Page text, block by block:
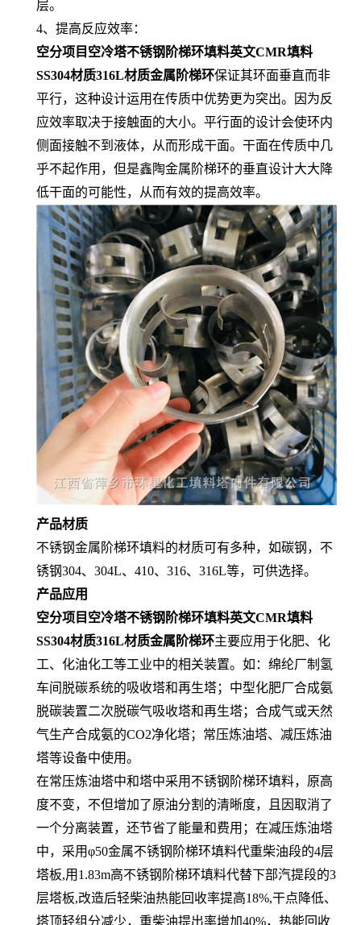
层。
4、提高反应效率：
空分项目空冷塔不锈钢阶梯环填料英文CMR填料
SS304材质316L材质金属阶梯环保证其环面垂直而非
平行，这种设计运用在传质中优势更为突出。因为反
应效率取决于接触面的大小。平行面的设计会使环内
侧面接触不到液体，从而形成干面。干面在传质中几
乎不起作用，但是鑫陶金属阶梯环的垂直设计大大降
低干面的可能性，从而有效的提高效率。
产品材质
不锈钢金属阶梯环填料的材质可有多种，如碳钢，不
锈钢304、304L、410、316、316L等，可供选择。
产品应用
空分项目空冷塔不锈钢阶梯环填料英文CMR填料
SS304材质316L材质金属阶梯环主要应用于化肥、化
工、化油化工等工业中的相关装置。如：绵纶厂制氢
车间脱碳系统的吸收塔和再生塔；中型化肥厂合成氨
脱碳装置二次脱碳气吸收塔和再生塔；合成气或天然
气生产合成氨的CO2净化塔；常压炼油塔、减压炼油
塔等设备中使用。
在常压炼油塔中和塔中采用不锈钢阶梯环填料，原高
度不变，不但增加了原油分割的清晰度，且因取消了
一个分离装置，还节省了能量和费用；在减压炼油塔
中，采用φ50金属不锈钢阶梯环填料代重柴油段的4层
塔板,用1.83m高不锈钢阶梯环填料代替下部汽提段的3
层塔板,改造后轻柴油热能回收率提高18%,干点降低、
塔顶轻组分减少，重柴油提出率增加40%，热能回收